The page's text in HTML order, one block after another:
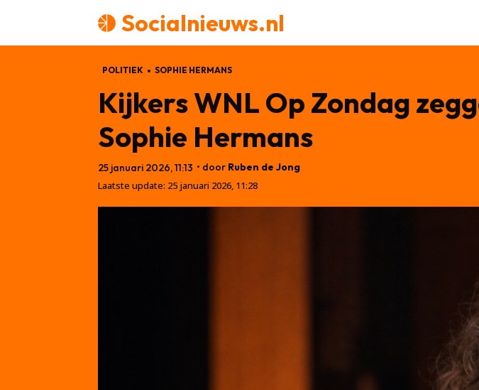
Socialnieuws.nl
POLITIEK SOPHIE HERMANS
Kijkers WNL Op Zondag
Sophie Hermans
25 januari 2026, 11:13 • door Ruben de Jong
Laatste update: 25 januari 2026, 11:28